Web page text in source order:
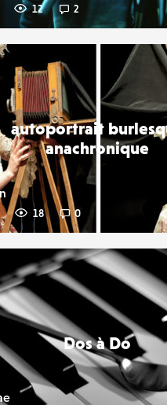
12 2
autoportrait
anachronique
18 0
Dos à Do